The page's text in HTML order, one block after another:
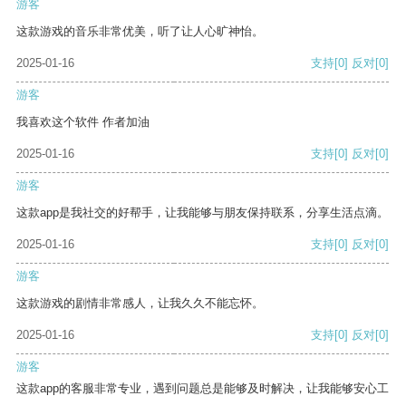
游客
这款游戏的音乐非常优美，听了让人心旷神怡。
2025-01-16 支持[0] 反对[0]
游客
我喜欢这个软件 作者加油
2025-01-16 支持[0] 反对[0]
游客
这款app是我社交的好帮手，让我能够与朋友保持联系，分享生活点滴。
2025-01-16 支持[0] 反对[0]
游客
这款游戏的剧情非常感人，让我久久不能忘怀。
2025-01-16 支持[0] 反对[0]
游客
这款app的客服非常专业，遇到问题总是能够及时解决，让我能够安心工